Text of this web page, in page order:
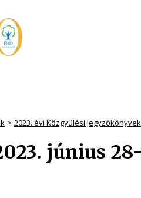
2023. évi Közgyűlési jegyzőkönyvek
június